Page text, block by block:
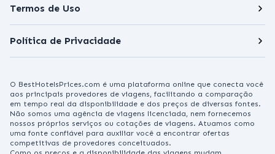
Termos de Uso
Política de Privacidade
O BestHotelsPrices.com é uma plataforma online que conecta você
aos principais provedores de viagens, facilitando a comparação
em tempo real da disponibilidade e dos preços de diversas fontes.
Não somos uma agência de viagens licenciada, nem fornecemos
nossos próprios serviços ou cotações de viagens. Atuamos como
uma fonte confiável para auxiliar você a encontrar ofertas
competitivas de provedores conceituados.